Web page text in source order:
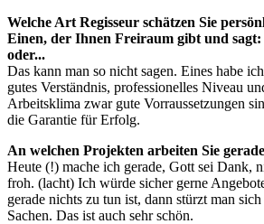
Welche Art Regisseur schätzen Sie
Einen, der Ihnen Freiraum gibt und
oder...
Das kann man so nicht sagen. Eines habe
gutes Verständnis, professionelles Niveau
Arbeitsklima zwar gute Vorraussetzungen
die Garantie für Erfolg.
An welchen Projekten arbeiten Sie
Heute (!) mache ich gerade, Gott sei Dank,
froh. (lacht) Ich würde sicher gerne
gerade nichts zu tun ist, dann stürzt man
Sachen. Das ist auch sehr schön.